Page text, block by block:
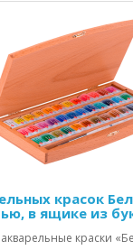
красок
в ящике из
краски